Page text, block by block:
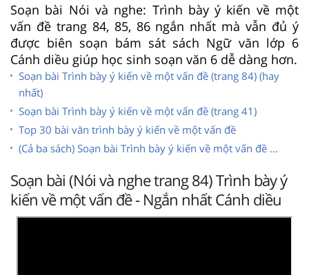
Soạn bài Nói và nghe: Trình bày ý kiến về một
vấn đề trang 84, 85, 86 ngắn nhất mà vẫn đủ ý
được biên soạn bám sát sách Ngữ văn lớp 6
Cánh diều giúp học sinh soạn văn 6 dễ dàng hơn.
Soạn bài Trình bày ý kiến về một vấn đề (trang 84) (hay
nhất)
Soạn bài Trình bày ý kiến về một vấn đề (trang 41)
Top 30 bài văn trình bày ý kiến về một vấn đề
(Cả ba sách) Soạn bài Trình bày ý kiến về một vấn đề ...
Soạn bài (Nói và nghe trang 84) Trình bày ý
kiến về một vấn đề - Ngắn nhất Cánh diều